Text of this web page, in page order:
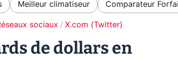
Meilleur climatiseur Comparateur
sociaux X.com (Twitter)
de dollars en